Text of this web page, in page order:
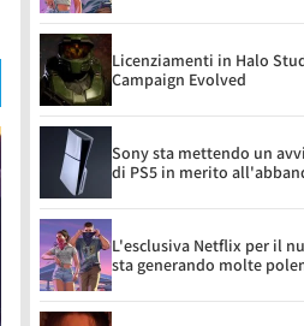
Licenziamenti in Halo
Campaign Evolved
Sony sta mettendo un
di PS5 in merito
L'esclusiva Netflix per il
sta generando molte